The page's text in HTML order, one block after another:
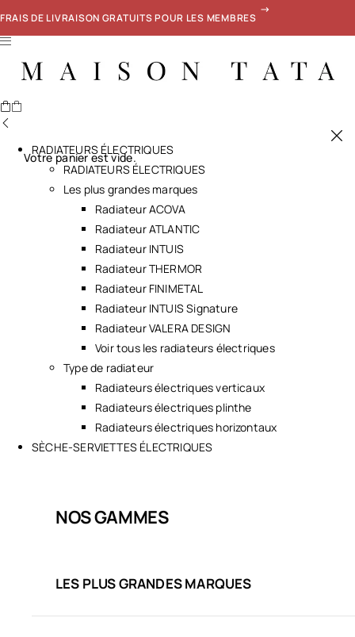
FRAIS DE LIVRAISON GRATUITS POUR LES MEMBRES
Votre panier est vide.
RADIATEURS ÉLECTRIQUES
RADIATEURS ÉLECTRIQUES
Les plus grandes marques
Radiateur ACOVA
Radiateur ATLANTIC
Radiateur INTUIS
Radiateur THERMOR
Radiateur FINIMETAL
Radiateur INTUIS Signature
Radiateur VALERA DESIGN
Voir tous les radiateurs électriques
Type de radiateur
Radiateurs électriques verticaux
Radiateurs électriques plinthe
Radiateurs électriques horizontaux
SÈCHE-SERVIETTES ÉLECTRIQUES
NOS GAMMES
LES PLUS GRANDES MARQUES